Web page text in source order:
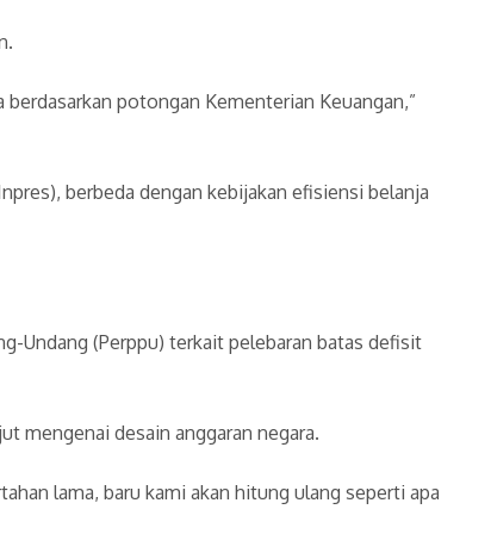
potongan Kementerian Keuangan,”
berbeda dengan kebijakan efisiensi belanja
Undang (Perppu) terkait pelebaran batas defisit
mengenai desain anggaran negara.
lama, baru kami akan hitung ulang seperti apa